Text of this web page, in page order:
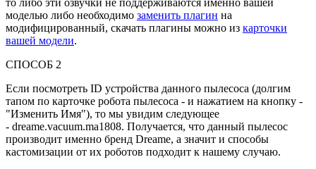
то либо эти озвучки не поддерживаются именно вашей
моделью либо необходимо заменить плагин на
модифицированный, скачать плагины можно из карточки
вашей модели.
СПОСОБ 2
Если посмотреть ID устройства данного пылесоса (долгим
тапом по карточке робота пылесоса - и нажатием на кнопку -
"Изменить Имя"), то мы увидим следующее
- dreame.vacuum.ma1808. Получается, что данный пылесос
производит именно бренд Dreame, а значит и способы
кастомизации от их роботов подходит к нашему случаю.